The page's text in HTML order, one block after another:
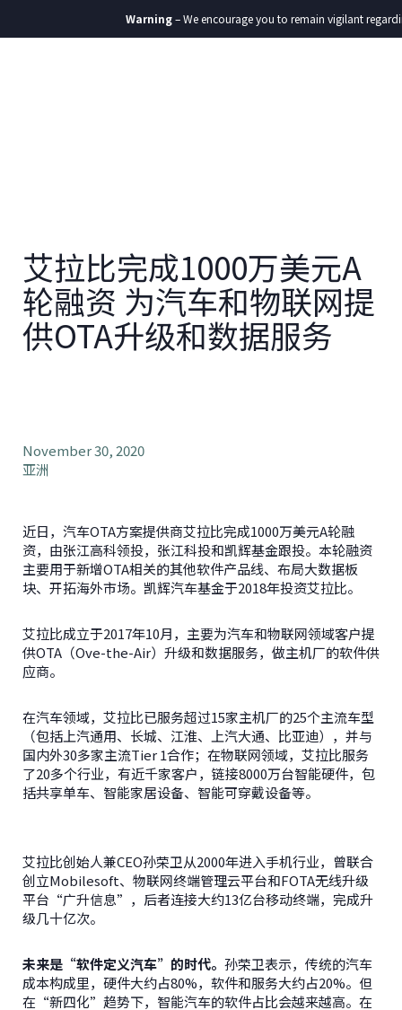
Warning– We encourage you to remain vigilant
艾拉比完成1000万美元A
轮融资 为汽车和物联网提
供OTA升级和数据服务
November 30, 2020
亚洲
近日，汽车OTA方案提供商艾拉比完成1000万美元A轮融
资，由张江高科领投，张江科投和凯辉基金跟投。本轮融资
主要用于新增OTA相关的其他软件产品线、布局大数据板
块、开拓海外市场。凯辉汽车基金于2018年投资艾拉比。
艾拉比成立于2017年10月，主要为汽车和物联网领域客户提
供OTA（Ove-the-Air）升级和数据服务，做主机厂的软件供
应商。
在汽车领域，艾拉比已服务超过15家主机厂的25个主流车型
（包括上汽通用、长城、江淮、上汽大通、比亚迪），并与
国内外30多家主流Tier 1合作；在物联网领域，艾拉比服务
了20多个行业，有近千家客户，链接8000万台智能硬件，包
括共享单车、智能家居设备、智能可穿戴设备等。
艾拉比创始人兼CEO孙荣卫从2000年进入手机行业，曾联合
创立Mobilesoft、物联网终端管理云平台和FOTA无线升级
平台“广升信息”，后者连接大约13亿台移动终端，完成升
级几十亿次。
未来是“软件定义汽车”的时代。 孙荣卫表示，传统的汽车
成本构成里，硬件大约占80%，软件和服务大约占20%。但
在“新四化”趋势下，智能汽车的软件占比会越来越高。在